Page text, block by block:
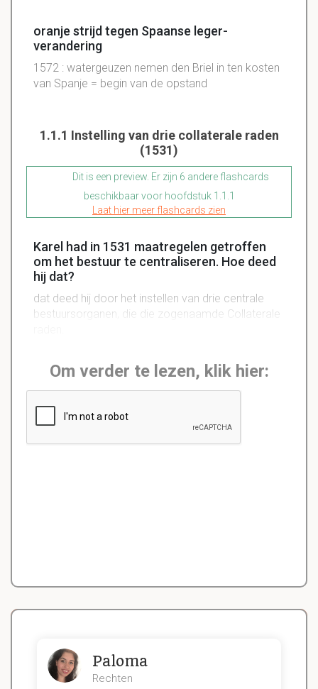
oranje strijd tegen Spaanse leger-
verandering
1572 : watergeuzen nemen den Briel in ten kosten
van Spanje = begin van de opstand
1.1.1 Instelling van drie collaterale raden
(1531)
Dit is een preview. Er zijn 6 andere flashcards
beschikbaar voor hoofdstuk 1.1.1
Laat hier meer flashcards zien
Karel had in 1531 maatregelen getroffen
om het bestuur te centraliseren. Hoe deed
hij dat?
dat deed hij door het instellen van drie centrale
bestuursorganen, die die zogenaamde Collaterale
Om verder te lezen, klik hier:
Paloma
Rechten